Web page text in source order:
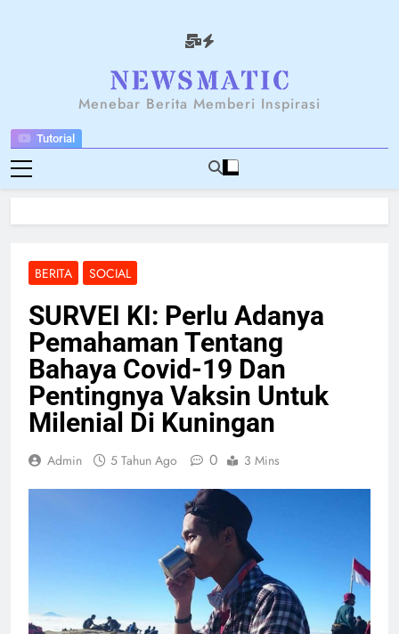
Tutorial
NEWSANTARA
Menebar Berita Memberi Inspirasi
BERITA SOCIAL
SURVEI KI: Perlu Adanya
Pemahaman Tentang
Bahaya Covid-19 Dan
Pentingnya Vaksin Untuk
Milenial Di Kuningan
Admin 5 Tahun Ago 0 3 Mins